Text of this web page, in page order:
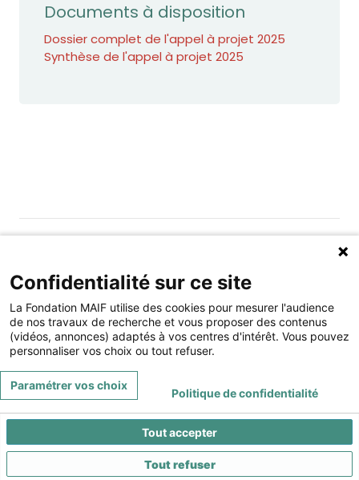
Documents à disposition
Dossier complet de l'appel à projet 2025
Synthèse de l'appel à projet 2025
Fondation MAIF
275 rue du Stade, 79180 CHAURAY
Téléphone : 05.49.73.87.04
Contact Mentions légales
Confidentialité sur ce site
La Fondation MAIF utilise des cookies pour mesurer l'audience
de nos travaux de recherche et vous proposer des contenus
(vidéos, annonces) adaptés à vos centres d'intérêt. Vous pouvez
personnaliser vos choix ou tout refuser.
Tout accepter
Tout refuser
Paramétrer vos choix
Politique de confidentialité